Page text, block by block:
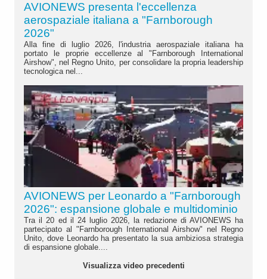
AVIONEWS presenta l'eccellenza
aerospaziale italiana a "Farnborough
2026"
Alla fine di luglio 2026, l'industria aerospaziale italiana ha
portato le proprie eccellenze al "Farnborough International
Airshow", nel Regno Unito, per consolidare la propria leadership
tecnologica nel...
AVIONEWS per Leonardo a "Farnborough
2026": espansione globale e multidominio
Tra il 20 ed il 24 luglio 2026, la redazione di AVIONEWS ha
partecipato al "Farnborough International Airshow" nel Regno
Unito, dove Leonardo ha presentato la sua ambiziosa strategia
di espansione globale....
Visualizza video precedenti